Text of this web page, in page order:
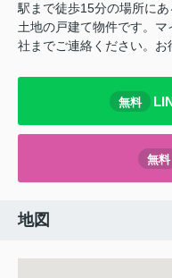
駅まで徒歩15分の場所に
土地の戸建て物件です。
社までご連絡ください。お
無料
無料
地図